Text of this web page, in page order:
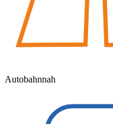
Autobahnnah